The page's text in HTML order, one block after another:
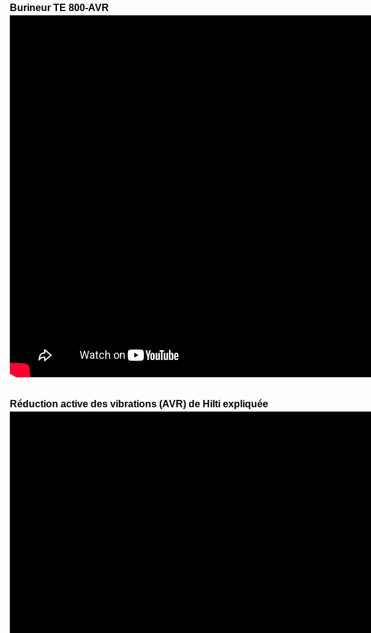
Burineur TE 800-AVR
Réduction active des vibrations (AVR) de Hilti expliquée